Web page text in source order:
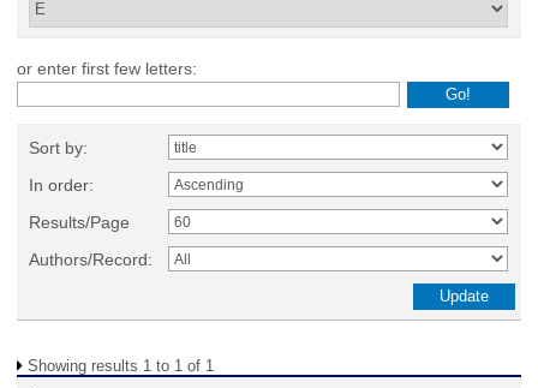
or enter first few letters:
Sort by:
In order:
Results/Page
Authors/Record:
Showing results 1 to 1 of 1